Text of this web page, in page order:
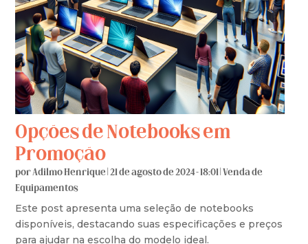
Opções de Notebooks em
Promoção
porAdilmo Henrique |21 de agosto de 2024 - 18:01 Venda de
Equipamentos
Este post apresenta uma seleção de notebooks
disponíveis, destacando suas especificações e preços
para ajudar na escolha do modelo ideal.